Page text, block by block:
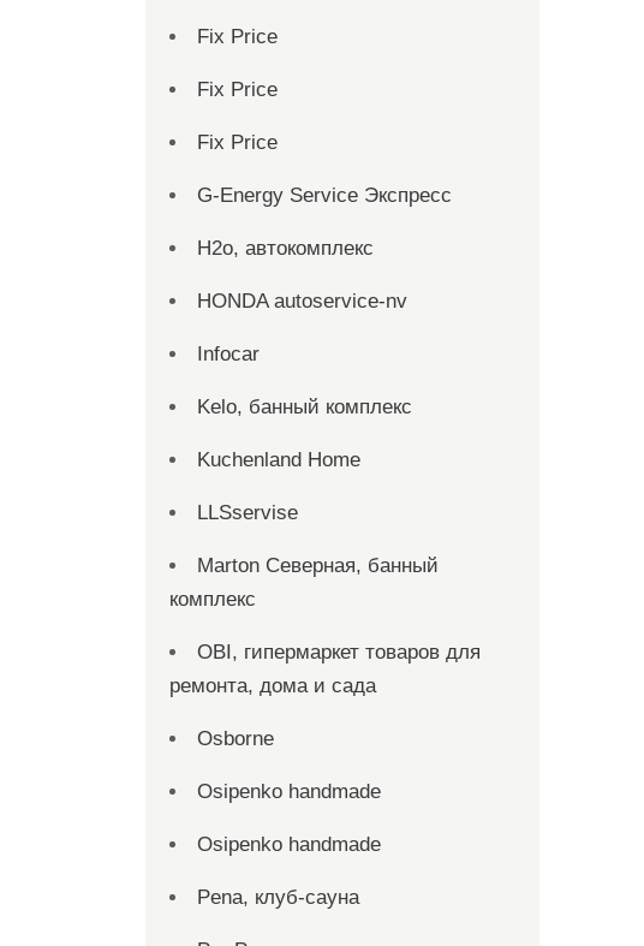
Fix Price
Fix Price
Fix Price
G-Energy Service Экспресс
H2о, автокомплекс
HONDA autoservice-nv
Infocar
Kelo, банный комплекс
Kuchenland Home
LLSservise
Marton Северная, банный
комплекс
OBI, гипермаркет товаров для
ремонта, дома и сада
Osborne
Osipenko handmade
Osipenko handmade
Pena, клуб-сауна